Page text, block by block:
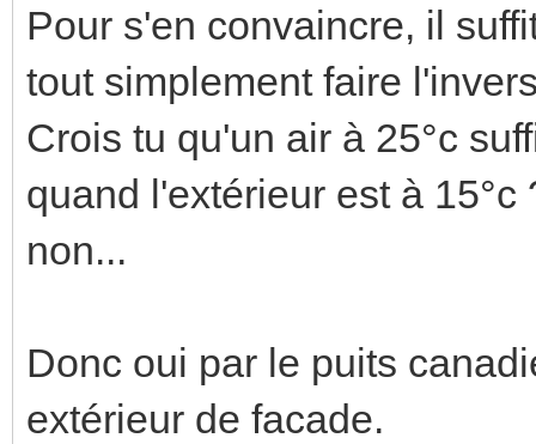
Pour s'en convaincre, il
tout simplement faire
Crois tu qu'un air à 25°c
quand l'extérieur est à
non...
Donc oui par le puits
extérieur de facade.